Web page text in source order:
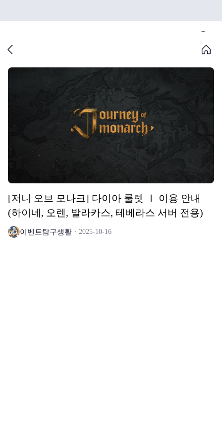
[저니 오브 모나크] 다이아 룰렛 Ⅰ 이용 안내
(하이네, 오렌, 발라카스, 테베라스 서버 전용)
이벤트탐구생활 2025-10-16